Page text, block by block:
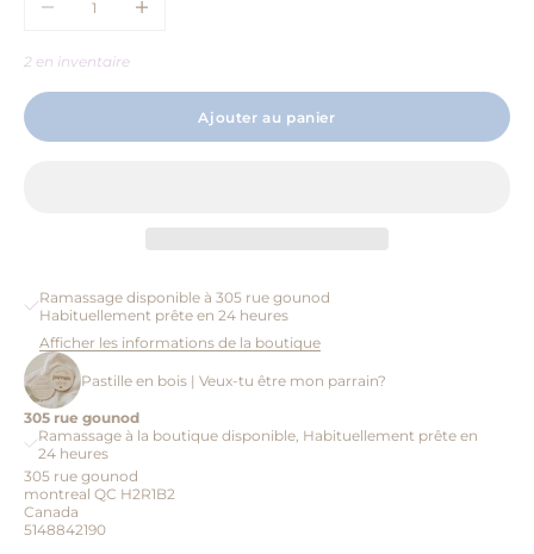
2 en inventaire
Ajouter au panier
Ramassage disponible à 305 rue gounod
Habituellement prête en 24 heures
Afficher les informations de la boutique
Pastille en bois | Veux-tu être mon parrain?
305 rue gounod
Ramassage à la boutique disponible, Habituellement prête en
24 heures
305 rue gounod
montreal QC H2R1B2
Canada
5148842190